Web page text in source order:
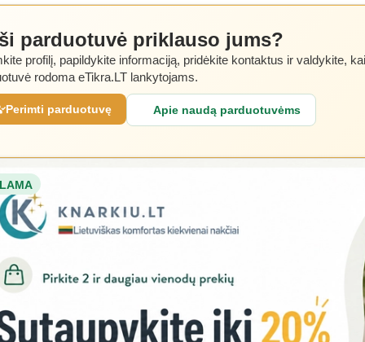
parduotuvė priklauso jums?
profilį, papildykite informaciją, pridėkite kontaktus ir valdykite,
rodoma eTikra.LT lankytojams.
Perimti parduotuvę Apie naudą parduotuvėms